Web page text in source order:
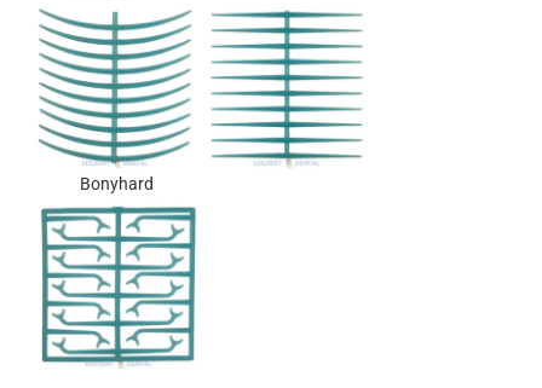
Bonyhard